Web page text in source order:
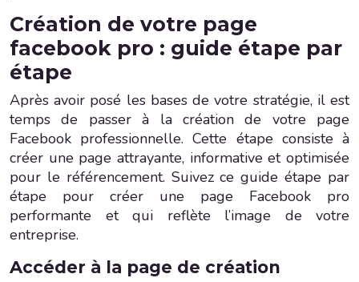
Création de votre page
facebook pro : guide étape par
étape
Après avoir posé les bases de votre stratégie, il est
temps de passer à la création de votre page
Facebook professionnelle. Cette étape consiste à
créer une page attrayante, informative et optimisée
pour le référencement. Suivez ce guide étape par
étape pour créer une page Facebook pro
performante et qui reflète l’image de votre
entreprise.
Accéder à la page de création